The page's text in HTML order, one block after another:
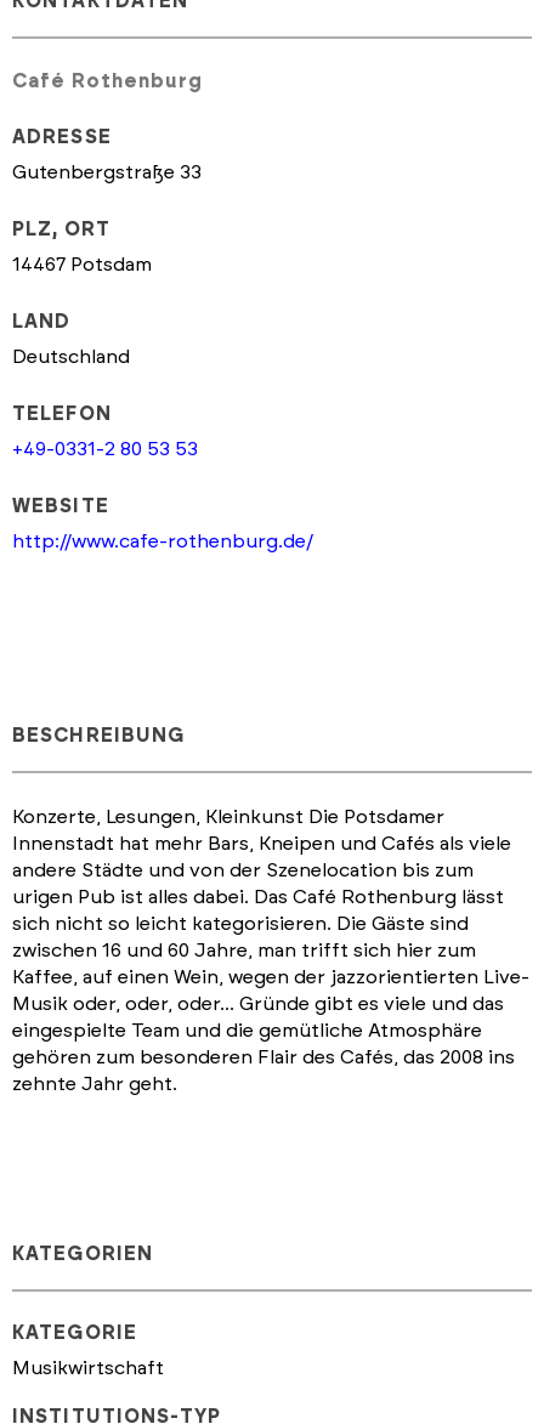
Café Rothenburg
ADRESSE
Gutenbergstraße 33
PLZ, ORT
14467 Potsdam
LAND
Deutschland
TELEFON
+49-0331-2 80 53 53
WEBSITE
http://www.cafe-rothenburg.de/
BESCHREIBUNG
Konzerte, Lesungen, Kleinkunst Die Potsdamer
Innenstadt hat mehr Bars, Kneipen und Cafés als viele
andere Städte und von der Szenelocation bis zum
urigen Pub ist alles dabei. Das Café Rothenburg lässt
sich nicht so leicht kategorisieren. Die Gäste sind
zwischen 16 und 60 Jahre, man trifft sich hier zum
Kaffee, auf einen Wein, wegen der jazzorientierten Live-
Musik oder, oder, oder... Gründe gibt es viele und das
eingespielte Team und die gemütliche Atmosphäre
gehören zum besonderen Flair des Cafés, das 2008 ins
zehnte Jahr geht.
KATEGORIEN
KATEGORIE
Musikwirtschaft
INSTITUTIONS-TYP